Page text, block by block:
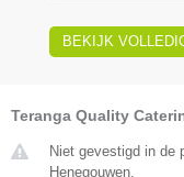
BEKIJK
Teranga Quality
Niet gevestigd in de
Henegouwen.